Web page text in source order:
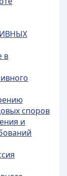
в
споров
и